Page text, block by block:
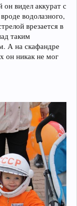
видел аккурат с
водолазного,
врезается в
таким
А на скафандре
он никак не мог